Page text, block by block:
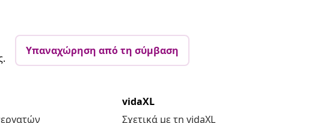
Υπαναχώρηση από τη σύμβαση
vidaXL
Σχετικά με τη vidaXL